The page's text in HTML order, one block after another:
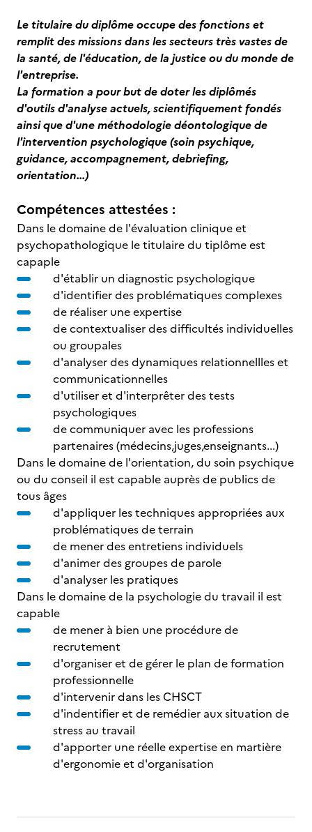
Le titulaire du diplôme occupe des fonctions et
remplit des missions dans les secteurs très vastes de
la santé, de l'éducation, de la justice ou du monde de
l'entreprise.
La formation a pour but de doter les diplômés
d'outils d'analyse actuels, scientifiquement fondés
ainsi que d'une méthodologie déontologique de
l'intervention psychologique (soin psychique,
guidance, accompagnement, debriefing,
orientation...)
Compétences attestées :
Dans le domaine de l'évaluation clinique et
psychopathologique le titulaire du tiplôme est
capaple
d'établir un diagnostic psychologique
d'identifier des problématiques complexes
de réaliser une expertise
de contextualiser des difficultés individuelles
ou groupales
d'analyser des dynamiques relationnellles et
communicationnelles
d'utiliser et d'interprêter des tests
psychologiques
de communiquer avec les professions
partenaires (médecins,juges,enseignants...)
Dans le domaine de l'orientation, du soin psychique
ou du conseil il est capable auprès de publics de
tous âges
d'appliquer les techniques appropriées aux
problématiques de terrain
de mener des entretiens individuels
d'animer des groupes de parole
d'analyser les pratiques
Dans le domaine de la psychologie du travail il est
capable
de mener à bien une procédure de
recrutement
d'organiser et de gérer le plan de formation
professionnelle
d'intervenir dans les CHSCT
d'indentifier et de remédier aux situation de
stress au travail
d'apporter une réelle expertise en martière
d'ergonomie et d'organisation